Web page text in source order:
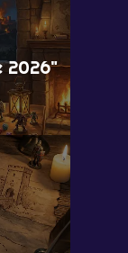
2026"